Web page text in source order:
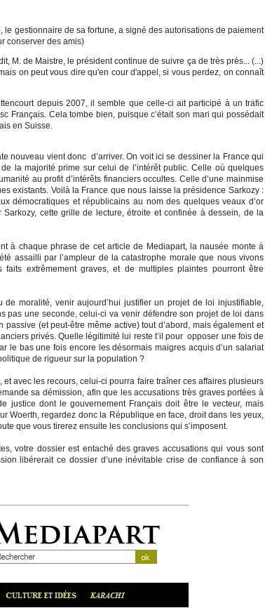
gestionnaire de sa fortune, a signé des autorisations de paiement
conserver des amis)
M. de Maistre, le président continue de suivre ça de très près... (...)
on peut vous dire qu'en cour d'appel, si vous perdez, on connaît
depuis 2007, il semble que celle-ci ait participé à un trafic
Français. Cela tombe bien, puisque c’était son mari qui possédait
en Suisse.
nouveau vient donc d’arriver. On voit ici se dessiner la France qui
la majorité prime sur celui de l’intérêt public. Celle où quelques
au profit d’intérêts financiers occultes. Celle d’une mainmise
existants. Voilà la France que nous laisse la présidence Sarkozy :
démocratiques et républicains au nom des quelques veaux d’or
cette grille de lecture, étroite et confinée à dessein, de la
à chaque phrase de cet article de Mediapart, la nausée monte à
assailli par l’ampleur de la catastrophe morale que nous vivons
extrêmement graves, et de multiples plaintes pourront être
moralité, venir aujourd’hui justifier un projet de loi injustifiable,
pas une seconde, celui-ci va venir défendre son projet de loi dans
(et peut-être même active) tout d’abord, mais également et
privés. Quelle légitimité lui reste t’il pour opposer une fois de
le bas une fois encore les désormais maigres acquis d’un salariat
de rigueur sur la population ?
avec les recours, celui-ci pourra faire traîner ces affaires plusieurs
sa démission, afin que les accusations très graves portées à
justice dont le gouvernement Français doit être le vecteur, mais
Woerth, regardez donc la République en face, droit dans les yeux,
que vous tirerez ensuite les conclusions qui s’imposent.
votre dossier est entaché des graves accusations qui vous sont
libérerait ce dossier d’une inévitable crise de confiance à son